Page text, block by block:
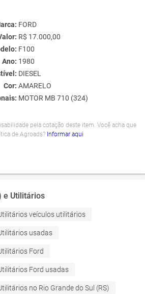
FORD
R$ 17.000,00
F100
Ano: 1980
DIESEL
Cor: AMARELO
MOTOR MB 710 (324)
pela cotação deste item. Você acha que
de Agroads? Informar aqui
e Utilitários
veículos utilitários
usadas
Ford
Ford usadas
no Rio Grande do Sul (RS)